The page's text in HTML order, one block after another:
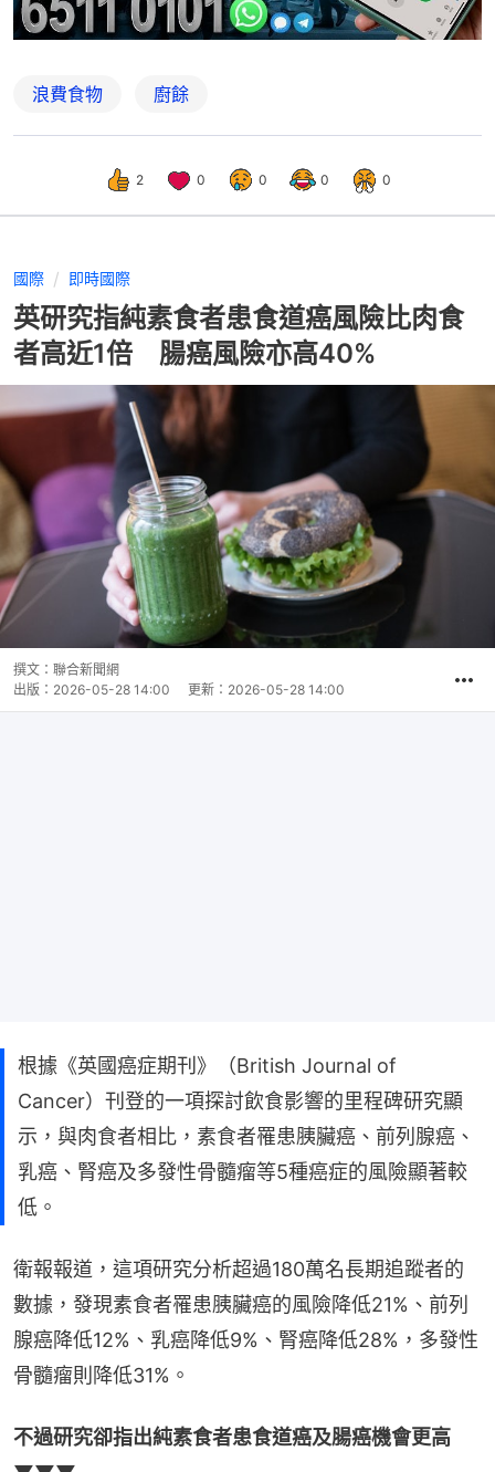
浪費食物 廚餘
2 0 0 0 0
國際 即時國際
英研究指純素食者患食道癌風險比肉食
者高近1倍 腸癌風險亦高40%
撰文： 聯合新聞網
出版： 2026-05-28 14:00 更新： 2026-05-28 14:00
根據《英國癌症期刊》（British Journal of
Cancer）刊登的一項探討飲食影響的里程碑研究顯
示，與肉食者相比，素食者罹患胰臟癌、前列腺癌、
乳癌、腎癌及多發性骨髓瘤等5種癌症的風險顯著較
低。
衛報報道，這項研究分析超過180萬名長期追蹤者的
數據，發現素食者罹患胰臟癌的風險降低21%、前列
腺癌降低12%、乳癌降低9%、腎癌降低28%，多發性
骨髓瘤則降低31%。
不過研究卻指出純素食者患食道癌及腸癌機會更高